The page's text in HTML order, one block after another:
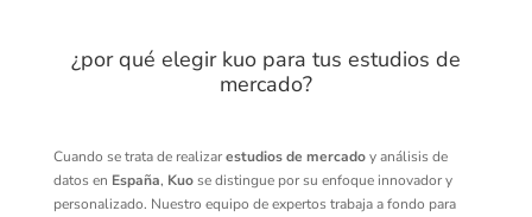
¿por qué elegir kuo para tus estudios de
mercado?
Cuando se trata de realizarestudios de mercadoy análisis de
datos en España, Kuose distingue por su enfoque innovador y
personalizado. Nuestro equipo de expertos trabaja a fondo para